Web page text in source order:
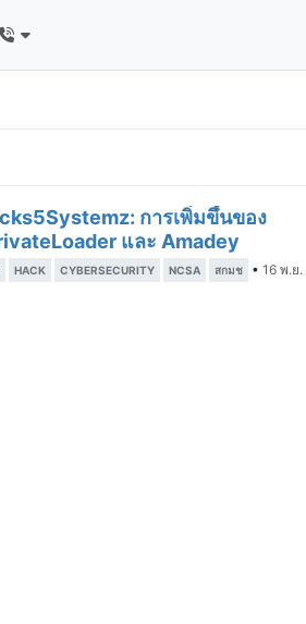
การเพิ่มขึ้นของ
และ Amadey
HACK CYBERSECURITY NCSA สกมช • 16 พ.ย.